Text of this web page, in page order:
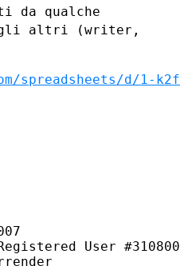
da qualche
gli altri (writer,
d/1-
User